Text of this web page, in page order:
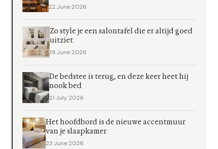
22 June 2026
Zo style je een salontafel die er altijd goed
uitziet
19 June 2026
De bedstee is terug, en deze keer heet hij
nook bed
21 July 2026
Het hoofdbord is de nieuwe accentmuur
van je slaapkamer
23 June 2026